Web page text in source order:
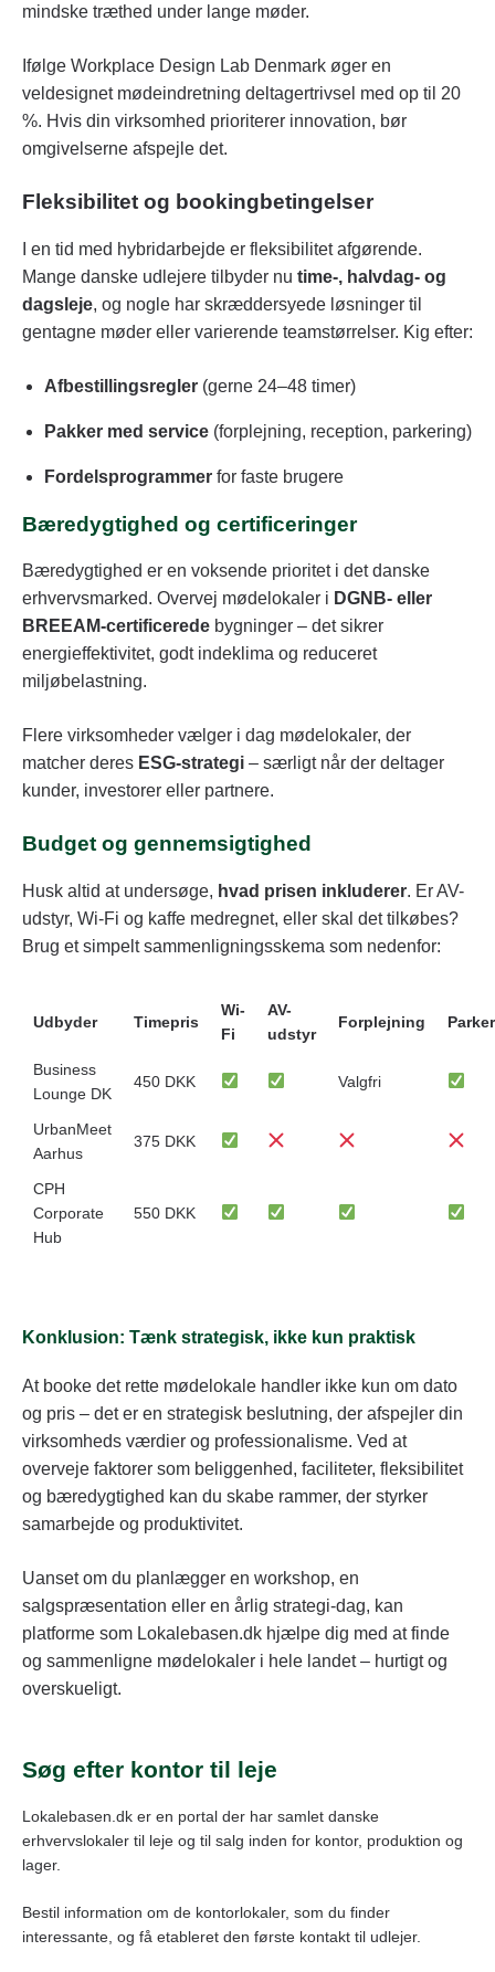
mindske træthed under lange møder.
Ifølge Workplace Design Lab Denmark øger en
veldesignet mødeindretning deltagertrivsel med op til 20
%. Hvis din virksomhed prioriterer innovation, bør
omgivelserne afspejle det.
Fleksibilitet og bookingbetingelser
I en tid med hybridarbejde er fleksibilitet afgørende.
Mange danske udlejere tilbyder nu time-, halvdag- og
dagsleje, og nogle har skræddersyede løsninger til
gentagne møder eller varierende teamstørrelser. Kig efter:
Afbestillingsregler (gerne 24–48 timer)
Pakker med service (forplejning, reception, parkering)
Fordelsprogrammer for faste brugere
Bæredygtighed og certificeringer
Bæredygtighed er en voksende prioritet i det danske
erhvervsmarked. Overvej mødelokaler i DGNB- eller
BREEAM-certificerede bygninger – det sikrer
energieffektivitet, godt indeklima og reduceret
miljøbelastning.
Flere virksomheder vælger i dag mødelokaler, der
matcher deres ESG-strategi – særligt når der deltager
kunder, investorer eller partnere.
Budget og gennemsigtighed
Husk altid at undersøge, hvad prisen inkluderer. Er AV-
udstyr, Wi-Fi og kaffe medregnet, eller skal det tilkøbes?
Brug et simpelt sammenligningsskema som nedenfor:
Udbyder Timepris
Wi-
Fi
AV-
udstyr
Forplejning
Business
Lounge DK
450 DKK Valgfri
UrbanMeet
Aarhus
375 DKK
CPH
Corporate
Hub
550 DKK
Konklusion: Tænk strategisk, ikke kun praktisk
At booke det rette mødelokale handler ikke kun om dato
og pris – det er en strategisk beslutning, der afspejler din
virksomheds værdier og professionalisme. Ved at
overveje faktorer som beliggenhed, faciliteter, fleksibilitet
og bæredygtighed kan du skabe rammer, der styrker
samarbejde og produktivitet.
Uanset om du planlægger en workshop, en
salgspræsentation eller en årlig strategi-dag, kan
platforme som Lokalebasen.dk hjælpe dig med at finde
og sammenligne mødelokaler i hele landet – hurtigt og
overskueligt.
Søg efter kontor til leje
Lokalebasen.dk er en portal der har samlet danske
erhvervslokaler til leje og til salg inden for kontor, produktion og
lager.
Bestil information om de kontorlokaler, som du finder
interessante, og få etableret den første kontakt til udlejer.